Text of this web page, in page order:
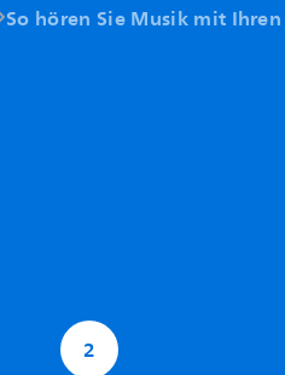
So hören Sie Musik mit
2